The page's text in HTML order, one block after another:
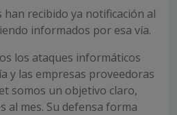
han recibido ya notificación al
informados por esa vía.
los ataques informáticos
y las empresas proveedoras
somos un objetivo claro,
al mes. Su defensa forma